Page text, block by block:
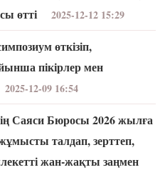
өтті
2025-12-12 15:29
өткізіп,
пікірлер мен
2025-12-09 16:54
Саяси Бюросы 2026 жылға
талдап, зерттеп,
жан-жақты заңмен